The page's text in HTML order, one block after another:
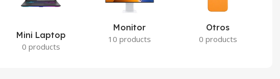
Mini Laptop
0 products
Monitor
10 products
Otros
0 products